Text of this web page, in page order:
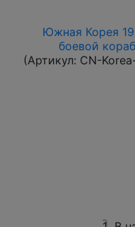
Южная Корея
боевой
(Артикул: CN-